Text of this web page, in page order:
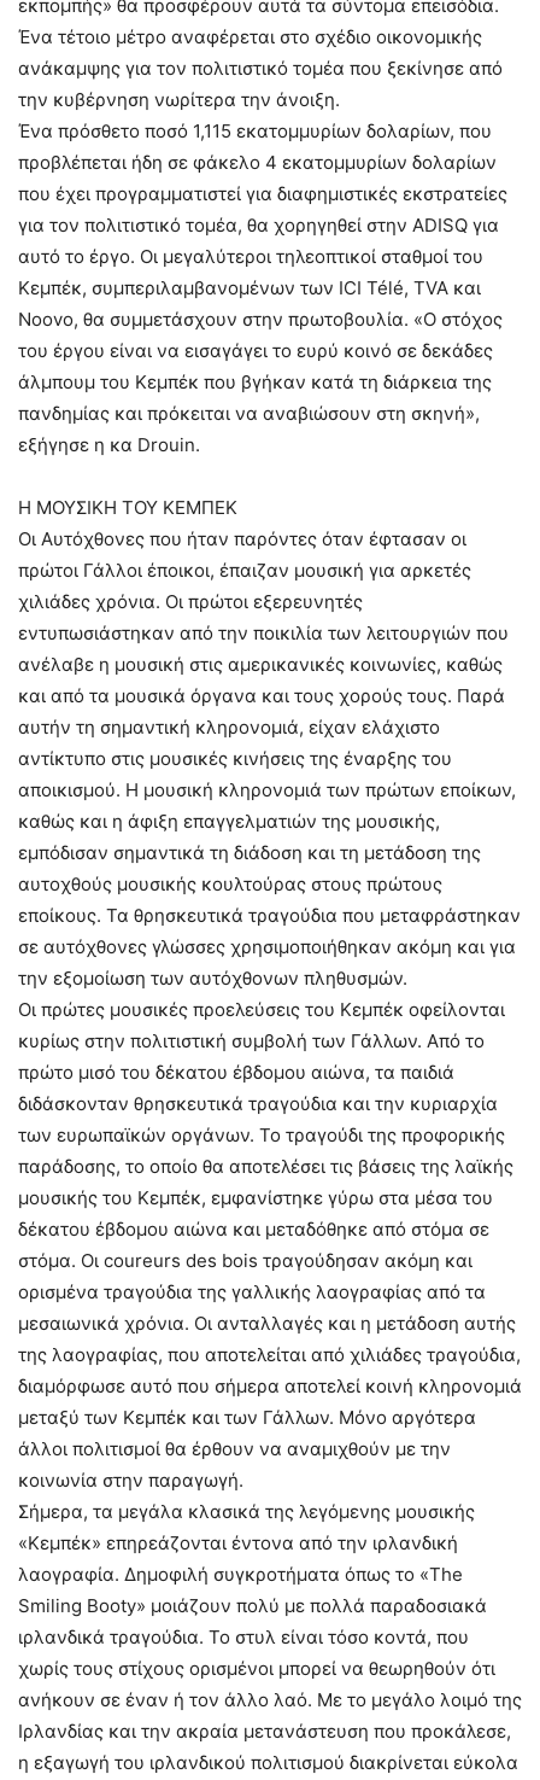
εκπομπής» θα προσφέρουν αυτά τα σύντομα επεισόδια.
Ένα τέτοιο μέτρο αναφέρεται στο σχέδιο οικονομικής
ανάκαμψης για τον πολιτιστικό τομέα που ξεκίνησε από
την κυβέρνηση νωρίτερα την άνοιξη.
Ένα πρόσθετο ποσό 1,115 εκατομμυρίων δολαρίων, που
προβλέπεται ήδη σε φάκελο 4 εκατομμυρίων δολαρίων
που έχει προγραμματιστεί για διαφημιστικές εκστρατείες
για τον πολιτιστικό τομέα, θα χορηγηθεί στην ADISQ για
αυτό το έργο. Οι μεγαλύτεροι τηλεοπτικοί σταθμοί του
Κεμπέκ, συμπεριλαμβανομένων των ICI Télé, TVA και
Noovo, θα συμμετάσχουν στην πρωτοβουλία. «Ο στόχος
του έργου είναι να εισαγάγει το ευρύ κοινό σε δεκάδες
άλμπουμ του Κεμπέκ που βγήκαν κατά τη διάρκεια της
πανδημίας και πρόκειται να αναβιώσουν στη σκηνή»,
εξήγησε η κα Drouin.
Η ΜΟΥΣΙΚΗ ΤΟΥ ΚΕΜΠΕΚ
Οι Αυτόχθονες που ήταν παρόντες όταν έφτασαν οι
πρώτοι Γάλλοι έποικοι, έπαιζαν μουσική για αρκετές
χιλιάδες χρόνια. Οι πρώτοι εξερευνητές
εντυπωσιάστηκαν από την ποικιλία των λειτουργιών που
ανέλαβε η μουσική στις αμερικανικές κοινωνίες, καθώς
και από τα μουσικά όργανα και τους χορούς τους. Παρά
αυτήν τη σημαντική κληρονομιά, είχαν ελάχιστο
αντίκτυπο στις μουσικές κινήσεις της έναρξης του
αποικισμού. Η μουσική κληρονομιά των πρώτων εποίκων,
καθώς και η άφιξη επαγγελματιών της μουσικής,
εμπόδισαν σημαντικά τη διάδοση και τη μετάδοση της
αυτοχθούς μουσικής κουλτούρας στους πρώτους
εποίκους. Τα θρησκευτικά τραγούδια που μεταφράστηκαν
σε αυτόχθονες γλώσσες χρησιμοποιήθηκαν ακόμη και για
την εξομοίωση των αυτόχθονων πληθυσμών.
Οι πρώτες μουσικές προελεύσεις του Κεμπέκ οφείλονται
κυρίως στην πολιτιστική συμβολή των Γάλλων. Από το
πρώτο μισό του δέκατου έβδομου αιώνα, τα παιδιά
διδάσκονταν θρησκευτικά τραγούδια και την κυριαρχία
των ευρωπαϊκών οργάνων. Το τραγούδι της προφορικής
παράδοσης, το οποίο θα αποτελέσει τις βάσεις της λαϊκής
μουσικής του Κεμπέκ, εμφανίστηκε γύρω στα μέσα του
δέκατου έβδομου αιώνα και μεταδόθηκε από στόμα σε
στόμα. Οι coureurs des bois τραγούδησαν ακόμη και
ορισμένα τραγούδια της γαλλικής λαογραφίας από τα
μεσαιωνικά χρόνια. Οι ανταλλαγές και η μετάδοση αυτής
της λαογραφίας, που αποτελείται από χιλιάδες τραγούδια,
διαμόρφωσε αυτό που σήμερα αποτελεί κοινή κληρονομιά
μεταξύ των Κεμπέκ και των Γάλλων. Μόνο αργότερα
άλλοι πολιτισμοί θα έρθουν να αναμιχθούν με την
κοινωνία στην παραγωγή.
Σήμερα, τα μεγάλα κλασικά της λεγόμενης μουσικής
«Κεμπέκ» επηρεάζονται έντονα από την ιρλανδική
λαογραφία. Δημοφιλή συγκροτήματα όπως το «The
Smiling Booty» μοιάζουν πολύ με πολλά παραδοσιακά
ιρλανδικά τραγούδια. Το στυλ είναι τόσο κοντά, που
χωρίς τους στίχους ορισμένοι μπορεί να θεωρηθούν ότι
ανήκουν σε έναν ή τον άλλο λαό. Με το μεγάλο λοιμό της
Ιρλανδίας και την ακραία μετανάστευση που προκάλεσε,
η εξαγωγή του ιρλανδικού πολιτισμού διακρίνεται εύκολα